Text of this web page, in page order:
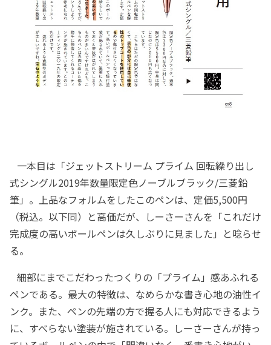
一本目は「ジェットストリーム プライム 回転繰り出し
式シングル2019年数量限定色ノーブルブラック/三菱鉛
筆」。上品なフォルムをしたこのペンは、定価5,500円
（税込。以下同）と高価だが、しーさーさんを「これだけ
完成度の高いボールペンは久しぶりに見ました」と唸らせ
る。
細部にまでこだわったつくりの「プライム」感あふれる
ペンである。最大の特徴は、なめらかな書き心地の油性イ
ンク。また、ペンの先端の方で握る人にも対応できるよう
に、すべらない塗装が施されている。しーさーさんが持っ